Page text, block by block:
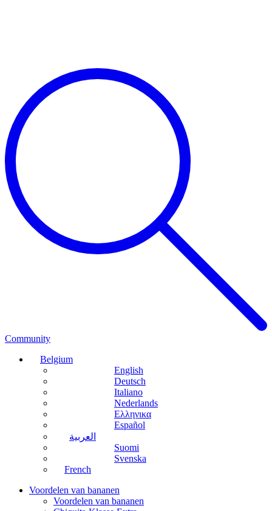
Community
Belgium
English
Deutsch
Italiano
Nederlands
Ελληνικα
Español
العربية
Suomi
Svenska
French
Voordelen van bananen
Voordelen van bananen